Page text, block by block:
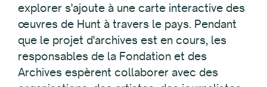
explorer s'ajoute à une carte interactive des
œuvres de Hunt à travers le pays. Pendant
que le projet d'archives est en cours, les
responsables de la Fondation et des
Archives espèrent collaborer avec des